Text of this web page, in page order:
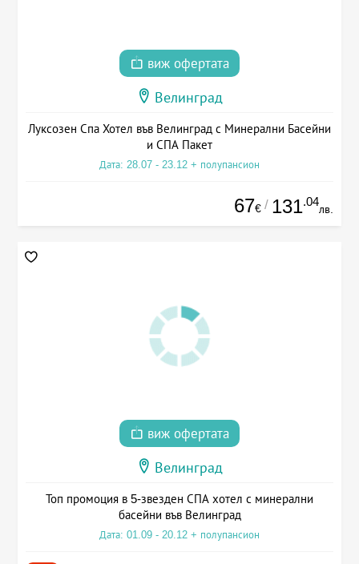
виж офертата
Велинград
Луксозен Спа Хотел във Велинград с Минерални Басейни
и СПА Пакет
Дата: 28.07 - 23.12 + полупансион
67€ / 131.04
лв.
виж офертата
Велинград
Топ промоция в 5-звезден СПА хотел с минерални
басейни във Велинград
Дата: 01.09 - 20.12 + полупансион